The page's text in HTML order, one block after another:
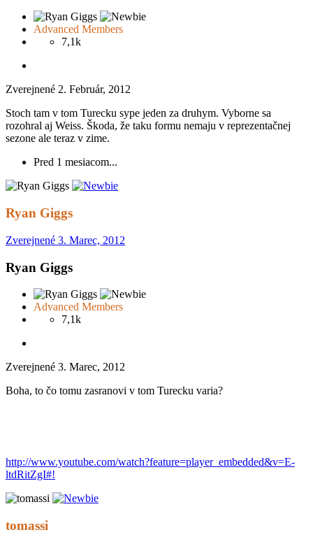
Advanced Members
7,1k
Zverejnené 2. Február, 2012
Stoch tam v tom Turecku sype jeden za druhym. Vyborne sa
rozohral aj Weiss. Škoda, že taku formu nemaju v reprezentačnej
sezone ale teraz v zime.
Pred 1 mesiacom...
Ryan Giggs
Zverejnené 3. Marec, 2012
Ryan Giggs
Advanced Members
7,1k
Zverejnené 3. Marec, 2012
Boha, to čo tomu zasranovi v tom Turecku varia?
http://www.youtube.com/watch?feature=player_embedded&v=E-
ltdRitZgI#!
tomassi